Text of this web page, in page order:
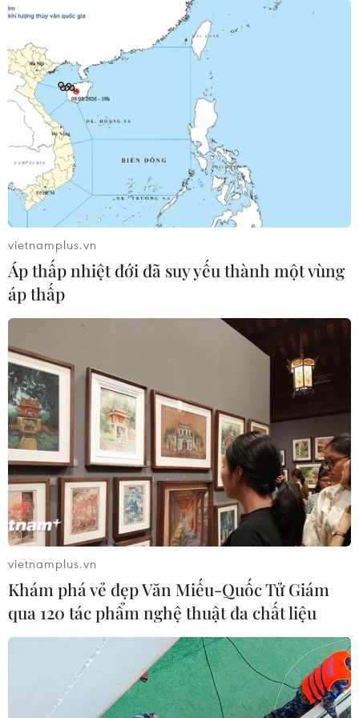
vietnamplus.vn
Áp thấp nhiệt đới đã suy yếu thành một vùng
áp thấp
vietnamplus.vn
Khám phá vẻ đẹp Văn Miếu-Quốc Tử Giám
qua 120 tác phẩm nghệ thuật đa chất liệu